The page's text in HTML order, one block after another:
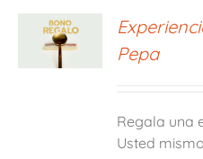
Pepa
Regala una
Usted